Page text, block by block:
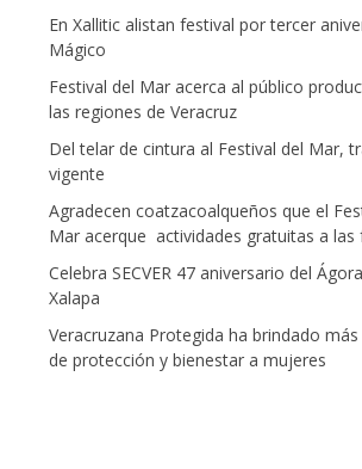
En Xallitic alistan festival por tercer
Mágico
Festival del Mar acerca al público
las regiones de Veracruz
Del telar de cintura al Festival del Mar,
vigente
Agradecen coatzacoalqueños que el
Mar acerque actividades gratuitas a las
Celebra SECVER 47 aniversario del
Xalapa
Veracruzana Protegida ha brindado
de protección y bienestar a mujeres